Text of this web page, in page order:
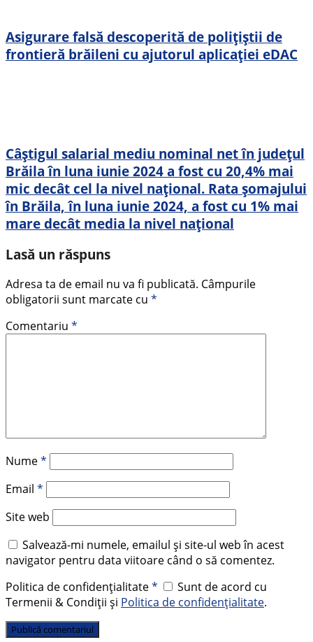
Asigurare falsă descoperită de polițiștii de
frontieră brăileni cu ajutorul aplicației eDAC
Câştigul salarial mediu nominal net în județul
Brăila în luna iunie 2024 a fost cu 20,4% mai
mic decât cel la nivel național. Rata șomajului
în Brăila, în luna iunie 2024, a fost cu 1% mai
mare decât media la nivel național
Lasă un răspuns
Adresa ta de email nu va fi publicată. Câmpurile
obligatorii sunt marcate cu *
Comentariu *
Nume*
Email *
Site web
Salvează-mi numele, emailul și site-ul web în acest
navigator pentru data viitoare când o să comentez.
Politica de confidențialitate*
Sunt de acord cu
Termenii & Condiții și Politica de confidențialitate.